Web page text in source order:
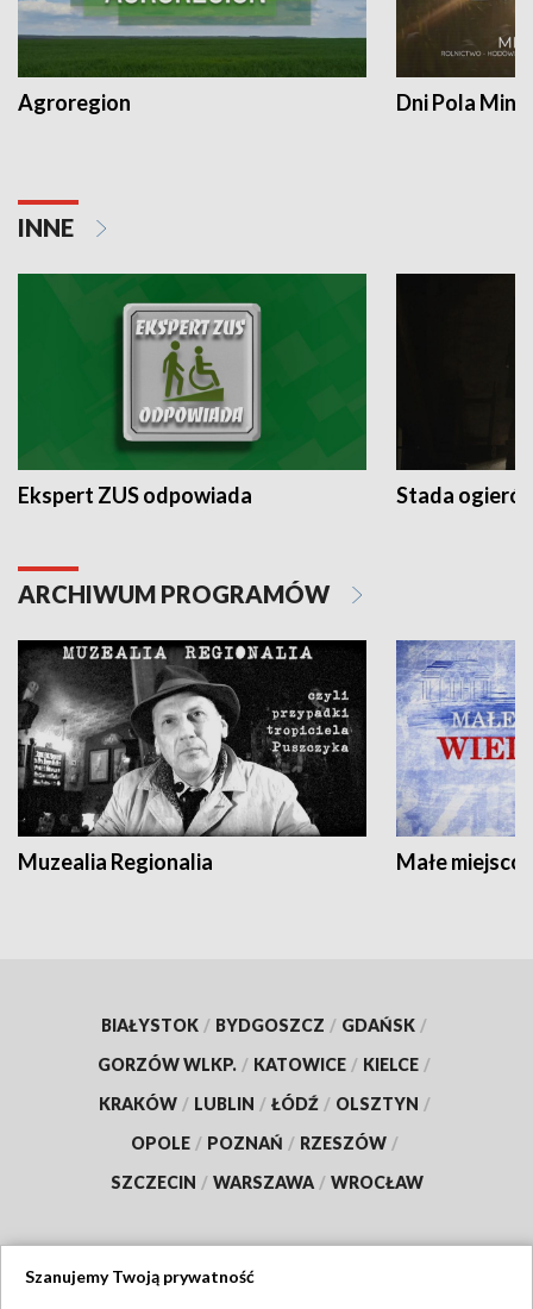
Agroregion Dni Pola
INNE
Ekspert ZUS odpowiada Stada
ARCHIWUM PROGRAMÓW
Muzealia Regionalia Małe
BIAŁYSTOK / BYDGOSZCZ / GDAŃSK /
GORZÓW WLKP. / KATOWICE / KIELCE /
KRAKÓW / LUBLIN / ŁÓDŹ / OLSZTYN /
OPOLE / POZNAŃ / RZESZÓW /
SZCZECIN / WARSZAWA / WROCŁAW
Szanujemy Twoją prywatność